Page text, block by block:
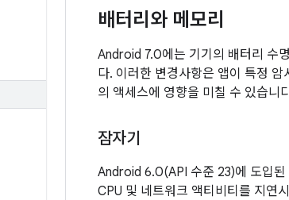
배터리와 메모리
Android 7.0에는 기기의 배터리 수
다. 이러한 변경사항은 앱이 특정
의 액세스에 영향을 미칠 수 있습니
잠자기
Android 6.0(API 수준 23)에 도입된
CPU 및 네트워크 액티비티를 지연